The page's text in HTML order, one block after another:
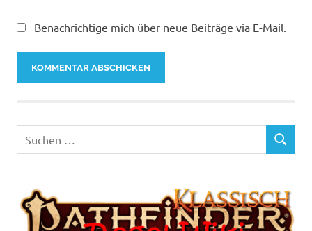
Benachrichtige mich über neue Beiträge via E-Mail.
nach:
SUCHEN